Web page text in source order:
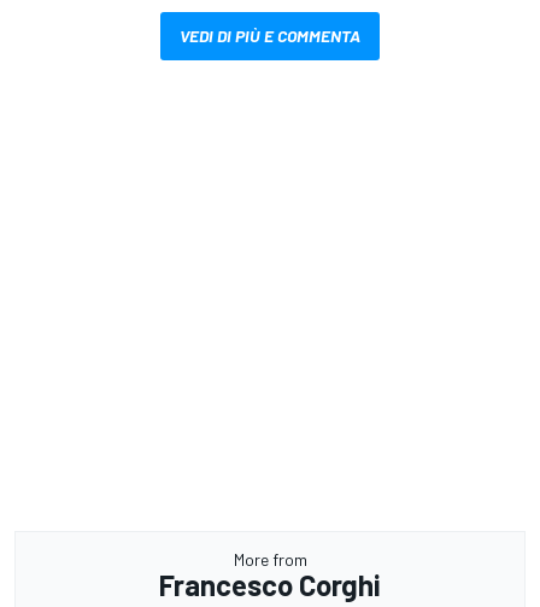
VEDI DI PIÙ E COMMENTA
More from
Francesco Corghi